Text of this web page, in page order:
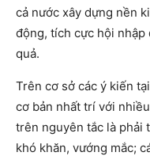
cả nước xây dựng nền
động, tích cực hội
quả.
Trên cơ sở các ý kiến
cơ bản nhất trí với
trên nguyên tắc là phải
khó khăn, vướng mắc;